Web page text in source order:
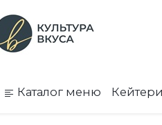
Каталог меню